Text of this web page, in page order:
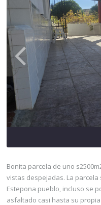
Bonita parcela de uno
vistas despejadas. La
Estepona pueblo, incluso se
asfaltado casi hasta su